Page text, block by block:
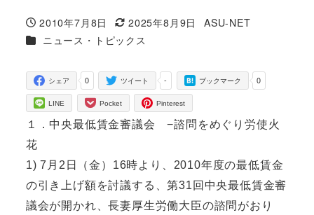
投稿日
2010年7月8日
更新日
2025年8月9日
著
ASU-NET
カテゴリー
ニュース・トピックス
0
シェア -
ツイート 0
ブックマーク
LINE Pocket Pinterest
１．中央最低賃金審議会 −諮問をめぐり労使火
花
1) 7月2日（金）16時より、2010年度の最低賃金
の引き上げ額を討議する、第31回中央最低賃金審
議会が開かれ、長妻厚生労働大臣の諮問がおり